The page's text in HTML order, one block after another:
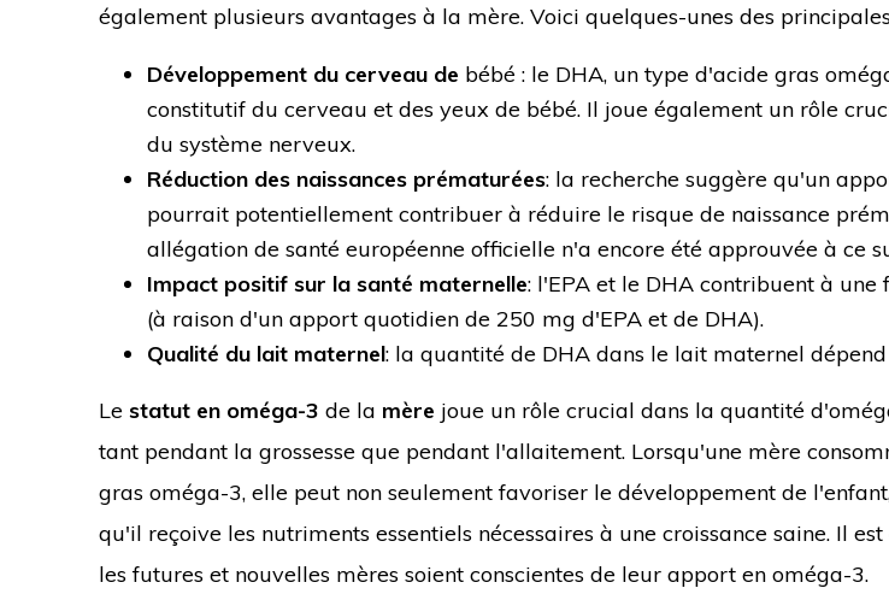
également plusieurs avantages à la mère. Voici quelques-unes des
Développement du cerveau de bébé : le DHA, un type d'acide gras
constitutif du cerveau et des yeux de bébé. Il joue également un rôle
du système nerveux.
Réduction des naissances prématurées: la recherche suggère qu'un
pourrait potentiellement contribuer à réduire le risque de naissance
allégation de santé européenne officielle n'a encore été approuvée à ce
Impact positif sur la santé maternelle: l'EPA et le DHA contribuent à
(à raison d'un apport quotidien de 250 mg d'EPA et de DHA).
Qualité du lait maternel: la quantité de DHA dans le lait maternel
Le statut en oméga-3 de la mère joue un rôle crucial dans la quantité
tant pendant la grossesse que pendant l'allaitement. Lorsqu'une mère
gras oméga-3, elle peut non seulement favoriser le développement de
qu'il reçoive les nutriments essentiels nécessaires à une croissance saine. Il
les futures et nouvelles mères soient conscientes de leur apport en oméga-3.